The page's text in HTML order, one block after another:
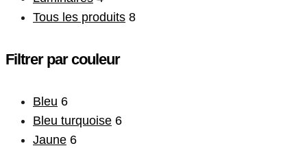
Tous les produits 8
Filtrer par couleur
Bleu 6
Bleu turquoise 6
Jaune 6